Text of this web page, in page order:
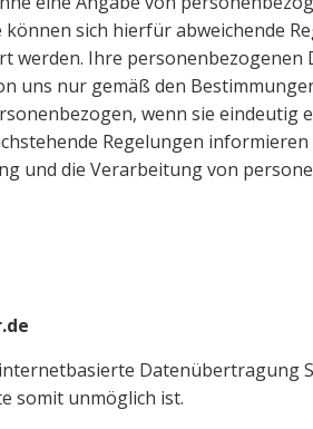
sich hierfür abweichende
werden. Ihre personenbezogenen
uns nur gemäß den
wenn sie eindeutig
Regelungen
und die Verarbeitung von
Datenübertragung
somit unmöglich ist.